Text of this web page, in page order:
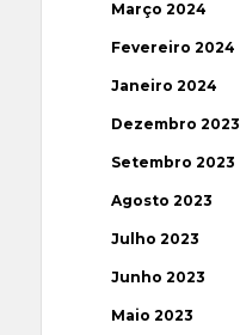
Março 2024
Fevereiro 2024
Janeiro 2024
Dezembro 2023
Setembro 2023
Agosto 2023
Julho 2023
Junho 2023
Maio 2023